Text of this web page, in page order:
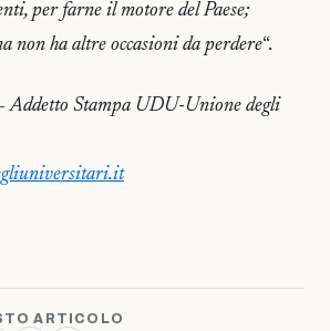
per farne il motore del Paese;
non ha altre occasioni da perdere“.
Addetto Stampa UDU-Unione degli
ARTICOLO